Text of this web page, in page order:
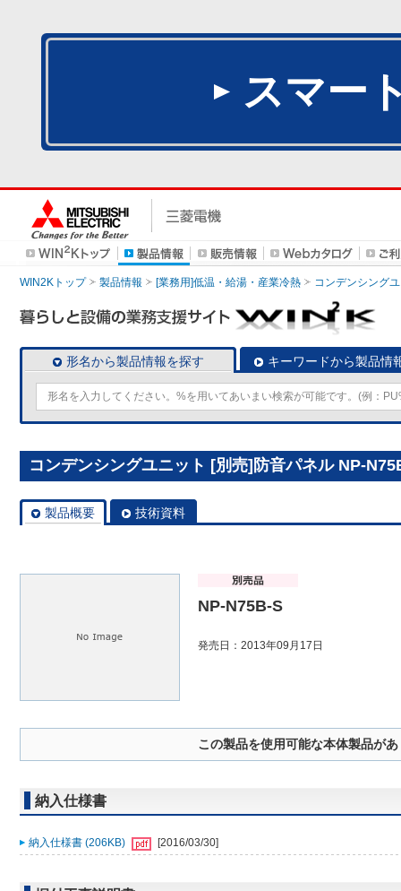
スマー
WIN2Kトップ 製品情報 [業務用]低温・給湯・産業冷熱 コンデンシング
形名から製品情報を探す キーワードから製品情
コンデンシングユニット [別売]防音パネル NP-
製品概要 技術資料
NP-N75B-S
発売日：2013年09月17日
この製品を使用可能な本体製品が
納入仕様書
納入仕様書 (206KB) [2016/03/30]